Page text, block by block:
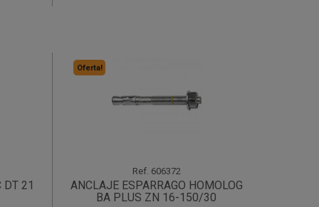
DT 21
Oferta!
Ref. 606372
ANCLAJE ESPARRAGO HOMOLOG
BA PLUS ZN 16-150/30